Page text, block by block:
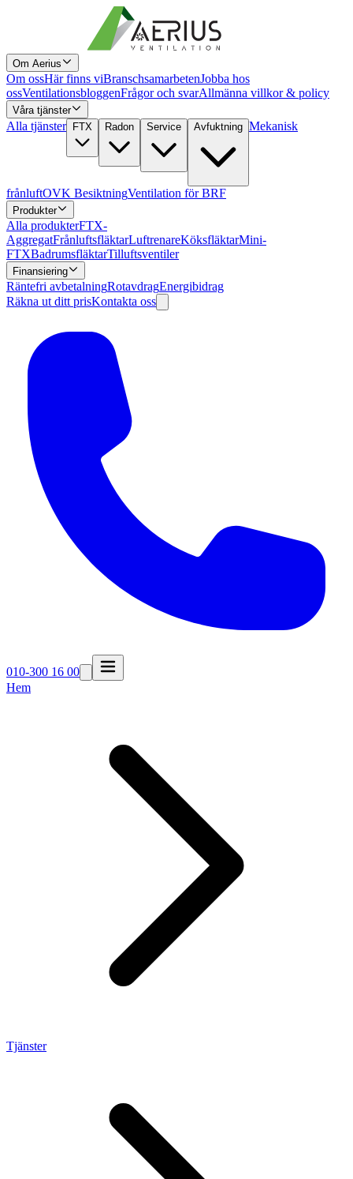
Om Aerius
Om ossHär finns viBranschsamarbetenJobba hos
ossVentilationsbloggenFrågor och svarAllmänna villkor & policy
Våra tjänster
Alla tjänster FTX Radon Service Avfuktning Mekanisk
frånluftOVK BesiktningVentilation för BRF
Produkter
Alla produkterFTX-
AggregatFrånluftsfläktarLuftrenareKöksfläktarMini-
FTXBadrumsfläktarTilluftsventiler
Finansiering
Räntefri avbetalningRotavdragEnergibidrag
Räkna ut ditt prisKontakta oss
010-300 16 00
Hem
Tjänster